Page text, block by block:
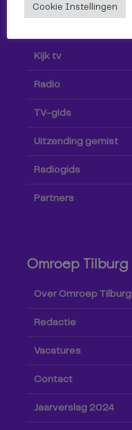
Kijk tv
Radio
TV-gids
Uitzending gemist
Radiogids
Partners
Omroep Tilburg
Over Omroep Tilburg
Redactie
Vacatures
Contact
Jaarverslag 2024
Cookie Instellingen